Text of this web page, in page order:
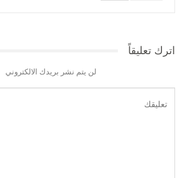
اترك تعليقاً
لن يتم نشر بريدك الالكتروني